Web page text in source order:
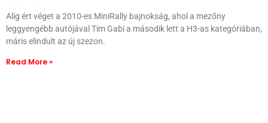
Alig ért véget a 2010-es MiniRally bajnokság, ahol a mezőny
leggyengébb autójával Tim Gabi a második lett a H3-as kategóriában,
máris elindult az új szezon.
Read More »